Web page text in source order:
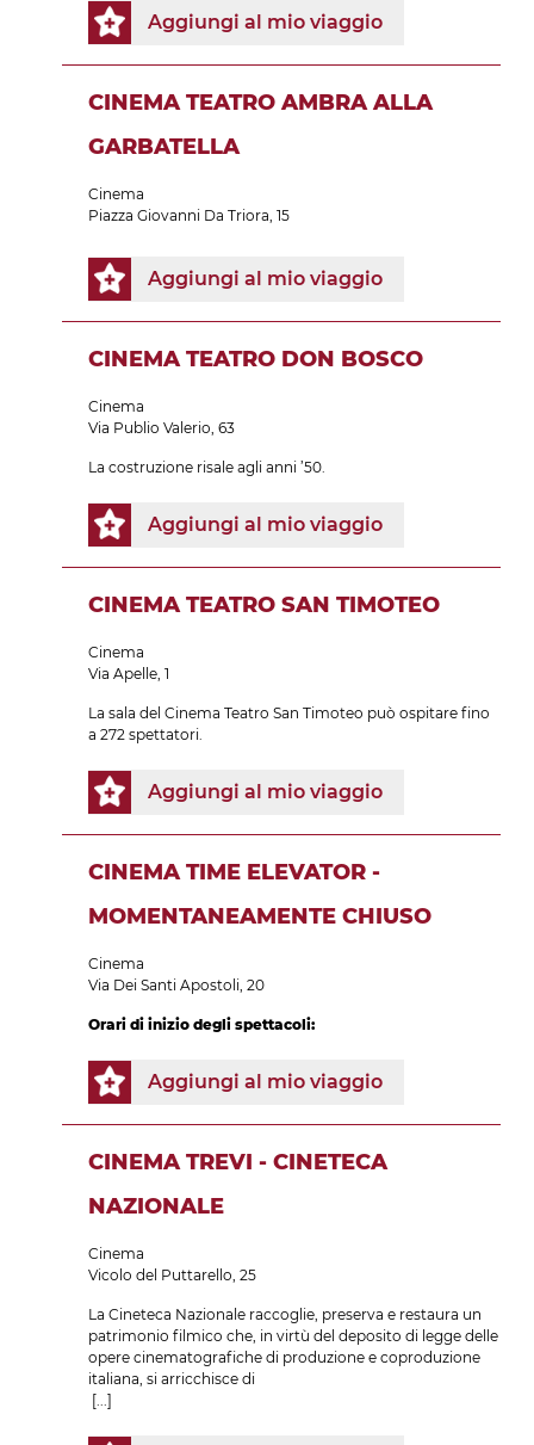
Aggiungi al mio viaggio
CINEMA TEATRO AMBRA ALLA
GARBATELLA
Cinema
Piazza Giovanni Da Triora, 15
Aggiungi al mio viaggio
CINEMA TEATRO DON BOSCO
Cinema
Via Publio Valerio, 63
La costruzione risale agli anni ’50.
Aggiungi al mio viaggio
CINEMA TEATRO SAN TIMOTEO
Cinema
Via Apelle, 1
La sala del Cinema Teatro San Timoteo può ospitare fino
a 272 spettatori.
Aggiungi al mio viaggio
CINEMA TIME ELEVATOR -
MOMENTANEAMENTE CHIUSO
Cinema
Via Dei Santi Apostoli, 20
Orari di inizio degli spettacoli:
Aggiungi al mio viaggio
CINEMA TREVI - CINETECA
NAZIONALE
Cinema
Vicolo del Puttarello, 25
La Cineteca Nazionale raccoglie, preserva e restaura un
patrimonio filmico che, in virtù del deposito di legge delle
opere cinematografiche di produzione e coproduzione
italiana, si arricchisce di
[...]